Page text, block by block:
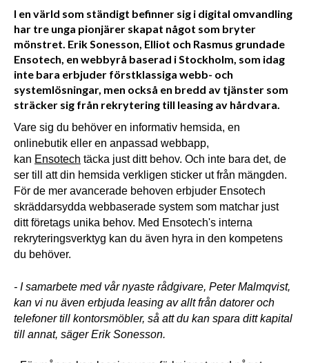
I en värld som ständigt befinner sig i digital omvandling
har tre unga pionjärer skapat något som bryter
mönstret. Erik Sonesson, Elliot och Rasmus grundade
Ensotech, en webbyrå baserad i Stockholm, som idag
inte bara erbjuder förstklassiga webb- och
systemlösningar, men också en bredd av tjänster som
sträcker sig från rekrytering till leasing av hårdvara.
Vare sig du behöver en informativ hemsida, en
onlinebutik eller en anpassad webbapp,
kan Ensotech täcka just ditt behov. Och inte bara det, de
ser till att din hemsida verkligen sticker ut från mängden.
För de mer avancerade behoven erbjuder Ensotech
skräddarsydda webbaserade system som matchar just
ditt företags unika behov. Med Ensotech's interna
rekryteringsverktyg kan du även hyra in den kompetens
du behöver.
- I samarbete med vår nyaste rådgivare, Peter Malmqvist,
kan vi nu även erbjuda leasing av allt från datorer och
telefoner till kontorsmöbler, så att du kan spara ditt kapital
till annat, säger Erik Sonesson.